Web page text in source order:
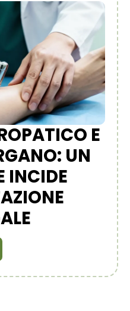
E
UN
INCIDE